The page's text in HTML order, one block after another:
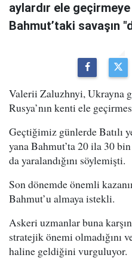
aylardır ele
Bahmut’taki savaşın
Valerii Zaluzhnyi, Ukrayna
Rusya’nın kenti ele
Geçtiğimiz günlerde Batılı
yana Bahmut’ta 20 ila 30
da yaralandığını söylemişti.
Son dönemde önemli
Bahmut’u almaya istekli.
Askeri uzmanlar buna
stratejik önemi olmadığını
haline geldiğini vurguluyor.